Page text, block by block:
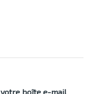
votre boîte e-mail